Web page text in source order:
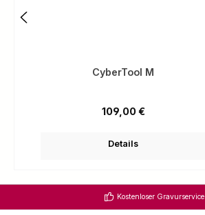
CyberTool M
Regulärer Preis:
109,00 €
Details
Kostenloser Gravurservice